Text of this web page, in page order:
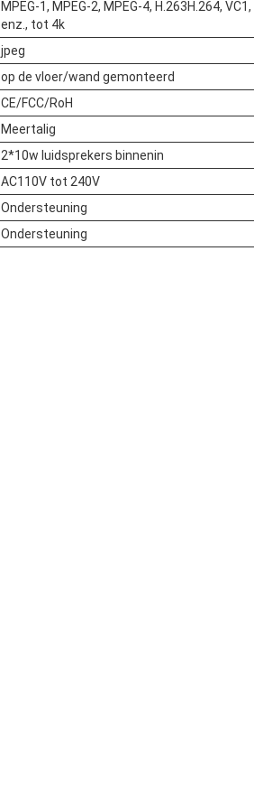
MPEG-1, MPEG-2, MPEG-4, H.263H.264, VC1,
enz., tot 4k
jpeg
op de vloer/wand gemonteerd
CE/FCC/RoH
Meertalig
2*10w luidsprekers binnenin
AC110V tot 240V
Ondersteuning
Ondersteuning